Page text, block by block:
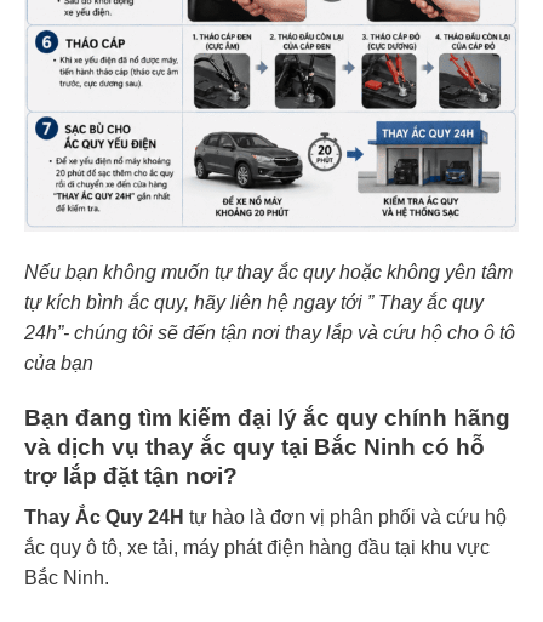
Nếu bạn không muốn tự thay ắc quy hoặc không yên tâm
tự kích bình ắc quy, hãy liên hệ ngay tới ” Thay ắc quy
24h”- chúng tôi sẽ đến tận nơi thay lắp và cứu hộ cho ô tô
của bạn
Bạn đang tìm kiếm đại lý ắc quy chính hãng
và dịch vụ thay ắc quy tại Bắc Ninh có hỗ
trợ lắp đặt tận nơi?
Thay Ắc Quy 24H tự hào là đơn vị phân phối và cứu hộ
ắc quy ô tô, xe tải, máy phát điện hàng đầu tại khu vực
Bắc Ninh.